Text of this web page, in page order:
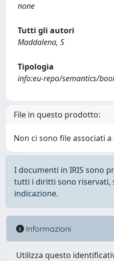
none
Tutti gli autori
Maddalena, S
Tipologia
info:eu-repo/semantics/
File in questo prodotto:
Non ci sono file associati
I documenti in IRIS sono
tutti i diritti sono riservati,
indicazione.
Informazioni
Utilizza questo